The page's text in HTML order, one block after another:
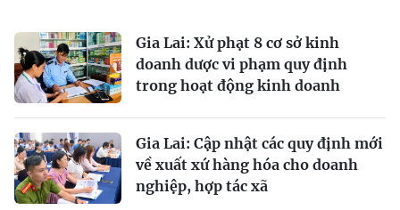
Gia Lai: Xử phạt 8 cơ sở kinh
doanh dược vi phạm quy định
trong hoạt động kinh doanh
Gia Lai: Cập nhật các quy định mới
về xuất xứ hàng hóa cho doanh
nghiệp, hợp tác xã